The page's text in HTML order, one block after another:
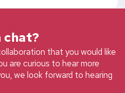
chat?
that you would like
are curious to hear more
we look forward to hearing